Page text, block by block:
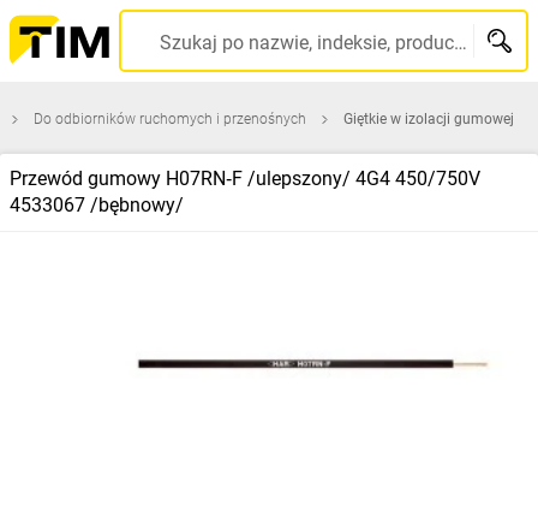
Szukaj po nazwie, indeksie, producencie, kodzie kreskowym...
Do odbiorników ruchomych i przenośnych Giętkie w izolacji gumowej
Przewód gumowy H07RN‑F /ulepszony/ 4G4 450/750V
4533067 /bębnowy/